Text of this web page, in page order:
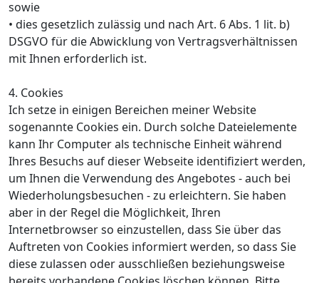
sowie
• dies gesetzlich zulässig und nach Art. 6 Abs. 1 lit. b)
DSGVO für die Abwicklung von Vertragsverhältnissen
mit Ihnen erforderlich ist.
4. Cookies
Ich setze in einigen Bereichen meiner Website
sogenannte Cookies ein. Durch solche Dateielemente
kann Ihr Computer als technische Einheit während
Ihres Besuchs auf dieser Webseite identifiziert werden,
um Ihnen die Verwendung des Angebotes - auch bei
Wiederholungsbesuchen - zu erleichtern. Sie haben
aber in der Regel die Möglichkeit, Ihren
Internetbrowser so einzustellen, dass Sie über das
Auftreten von Cookies informiert werden, so dass Sie
diese zulassen oder ausschließen beziehungsweise